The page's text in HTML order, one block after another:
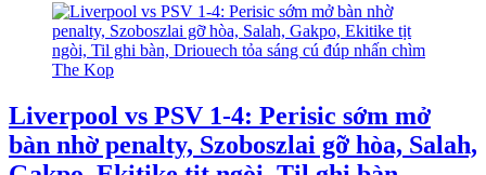
Liverpool vs PSV 1-4: Perisic sớm mở
bàn nhờ penalty, Szoboszlai gỡ hòa, Salah,